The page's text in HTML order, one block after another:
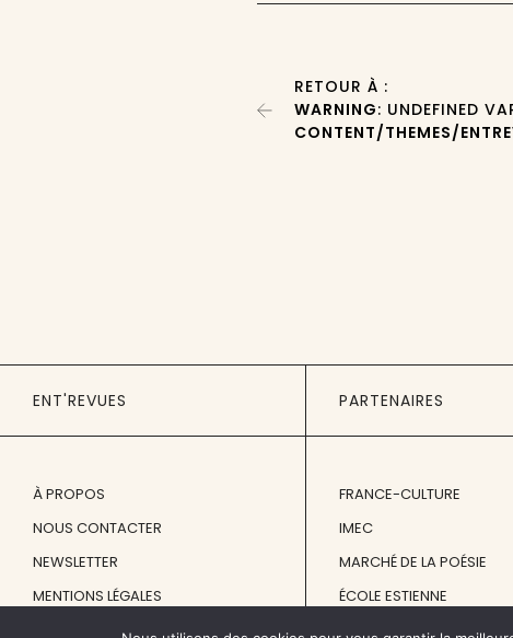
RETOUR À :
WARNING: UNDEFINED
CONTENT/THEMES/
ENT'REVUES
À PROPOS
NOUS CONTACTER
NEWSLETTER
MENTIONS LÉGALES
PARTENAIRES
FRANCE-CULTURE
IMEC
MARCHÉ DE LA POÉSIE
ÉCOLE ESTIENNE